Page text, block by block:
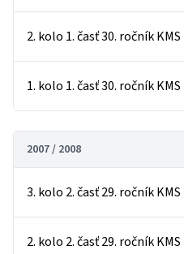
2. kolo 1. časť 30. ročník KMS
1. kolo 1. časť 30. ročník KMS
2007 / 2008
3. kolo 2. časť 29. ročník KMS
2. kolo 2. časť 29. ročník KMS